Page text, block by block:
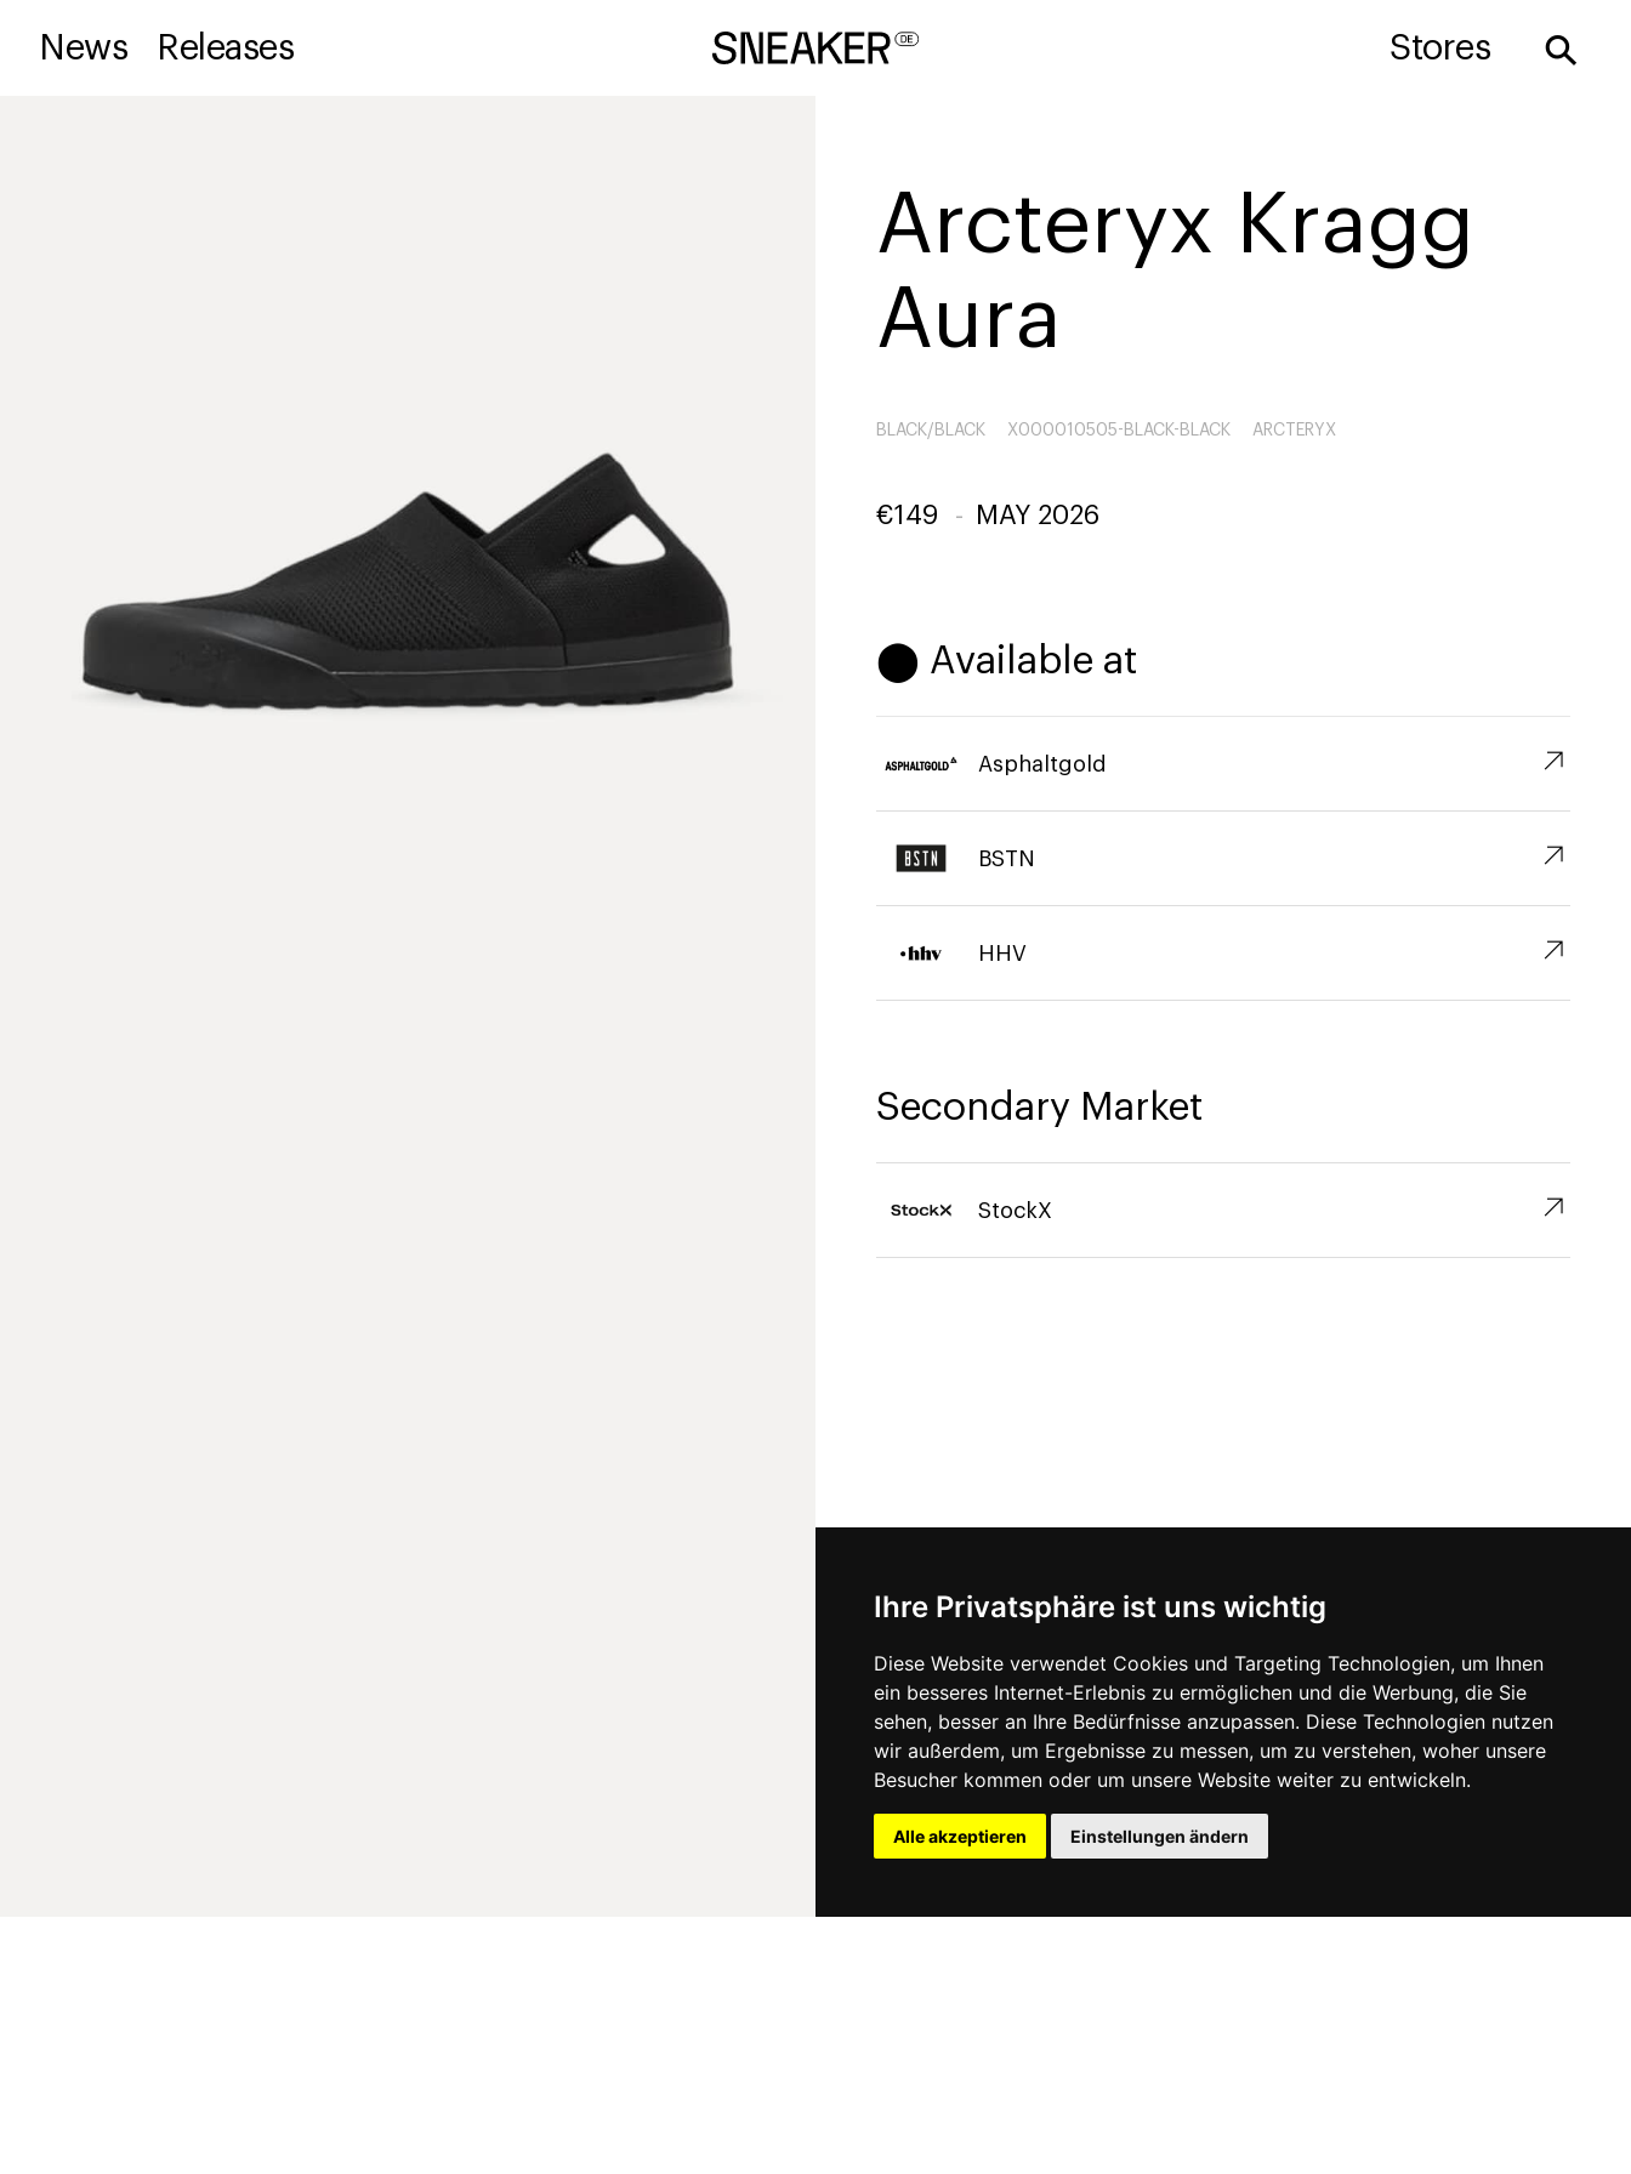
Ihre Privatsphäre ist uns wichtig
Diese Website verwendet Cookies und Targeting Technologien, um Ihnen
ein besseres Internet-Erlebnis zu ermöglichen und die Werbung, die Sie
sehen, besser an Ihre Bedürfnisse anzupassen. Diese Technologien nutzen
wir außerdem, um Ergebnisse zu messen, um zu verstehen, woher unsere
Besucher kommen oder um unsere Website weiter zu entwickeln.
Alle akzeptieren Einstellungen ändern
News Releases Stores ⚲
Arcteryx Kragg
Aura
BLACK/BLACK X000010505-BLACK-BLACK ARCTERYX
€149 - MAY 2026
⬤ Available at
Asphaltgold ↗︎
BSTN ↗︎
HHV ↗︎
Secondary Market
StockX ↗︎